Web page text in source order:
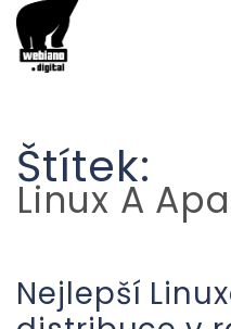
Štítek:
Linux A
Nejlepší